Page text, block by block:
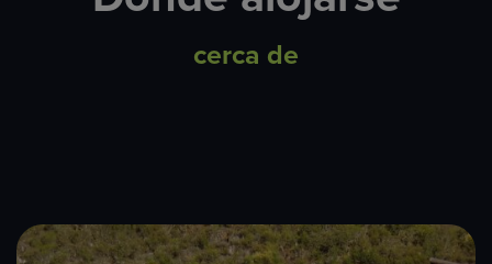
cerca de